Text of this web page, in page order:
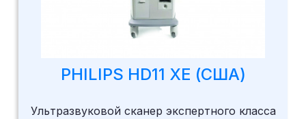
PHILIPS HD11 XE (США)
Ультразвуковой сканер экспертного класса